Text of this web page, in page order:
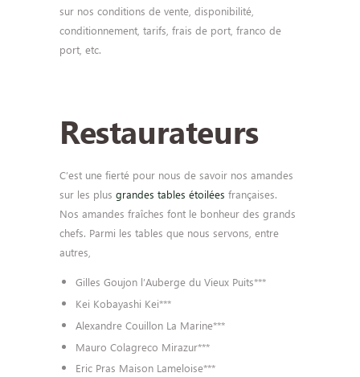
sur nos conditions de vente, disponibilité,
conditionnement, tarifs, frais de port, franco de
port, etc.
Restaurateurs
C’est une fierté pour nous de savoir nos amandes
sur les plus grandes tables étoilées françaises.
Nos amandes fraîches font le bonheur des grands
chefs. Parmi les tables que nous servons, entre
autres,
Gilles Goujon l’Auberge du Vieux Puits***
Kei Kobayashi Kei***
Alexandre Couillon La Marine***
Mauro Colagreco Mirazur***
Eric Pras Maison Lameloise***